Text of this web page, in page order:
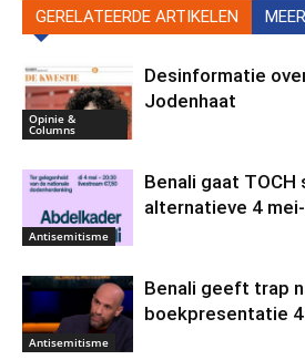
GERELATEERDE ARTIKELEN
Opinie &
Columns
Desinformatie
Jodenhaat
Antisemitisme
Benali gaat TOCH
alternatieve 4
Antisemitisme
Benali geeft trap
boekpresentatie